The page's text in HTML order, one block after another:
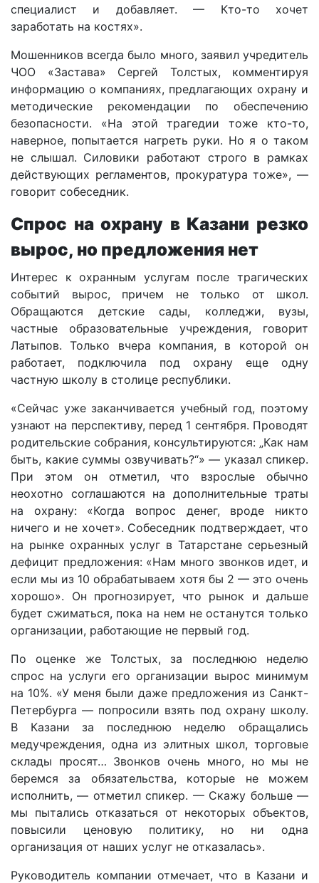
специалист и добавляет. — Кто-то хочет
заработать на костях».
Мошенников всегда было много, заявил учредитель
ЧОО «Застава» Сергей Толстых, комментируя
информацию о компаниях, предлагающих охрану и
методические рекомендации по обеспечению
безопасности. «На этой трагедии тоже кто-то,
наверное, попытается нагреть руки. Но я о таком
не слышал. Силовики работают строго в рамках
действующих регламентов, прокуратура тоже», —
говорит собеседник.
Спрос на охрану в Казани резко
вырос, но предложения нет
Интерес к охранным услугам после трагических
событий вырос, причем не только от школ.
Обращаются детские сады, колледжи, вузы,
частные образовательные учреждения, говорит
Латыпов. Только вчера компания, в которой он
работает, подключила под охрану еще одну
частную школу в столице республики.
«Сейчас уже заканчивается учебный год, поэтому
узнают на перспективу, перед 1 сентября. Проводят
родительские собрания, консультируются: „Как нам
быть, какие суммы озвучивать?“» — указал спикер.
При этом он отметил, что взрослые обычно
неохотно соглашаются на дополнительные траты
на охрану: «Когда вопрос денег, вроде никто
ничего и не хочет». Собеседник подтверждает, что
на рынке охранных услуг в Татарстане серьезный
дефицит предложения: «Нам много звонков идет, и
если мы из 10 обрабатываем хотя бы 2 — это очень
хорошо». Он прогнозирует, что рынок и дальше
будет сжиматься, пока на нем не останутся только
организации, работающие не первый год.
По оценке же Толстых, за последнюю неделю
спрос на услуги его организации вырос минимум
на 10%. «У меня были даже предложения из Санкт-
Петербурга — попросили взять под охрану школу.
В Казани за последнюю неделю обращались
медучреждения, одна из элитных школ, торговые
склады просят… Звонков очень много, но мы не
беремся за обязательства, которые не можем
исполнить, — отметил спикер. — Скажу больше —
мы пытались отказаться от некоторых объектов,
повысили ценовую политику, но ни одна
организация от наших услуг не отказалась».
Руководитель компании отмечает, что в Казани и